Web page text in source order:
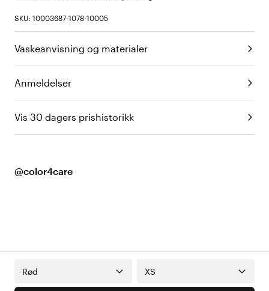
SKU: 10003687-1078-10005
Vaskeanvisning og materialer
Anmeldelser
Vis 30 dagers prishistorikk
@color4care
Rød XS